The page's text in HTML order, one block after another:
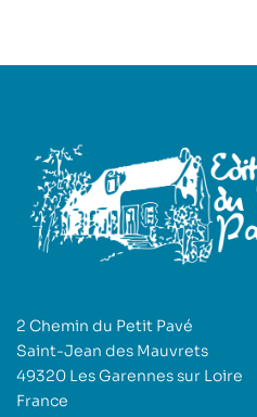
2 Chemin du Petit Pavé
Saint-Jean des Mauvrets
49320 Les Garennes sur Loire
France